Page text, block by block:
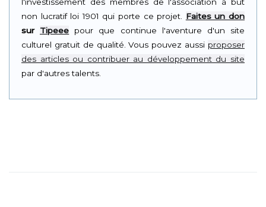
non lucratif loi 1901 qui porte ce projet. Faites un don
sur Tipeee pour que continue l'aventure d'un site
culturel gratuit de qualité. Vous pouvez aussi proposer
des articles ou contribuer au développement du site
par d'autres talents.